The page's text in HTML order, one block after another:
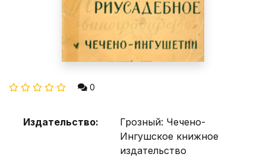
0
Издательство:
Грозный: Чечено-
Ингушское книжное
издательство